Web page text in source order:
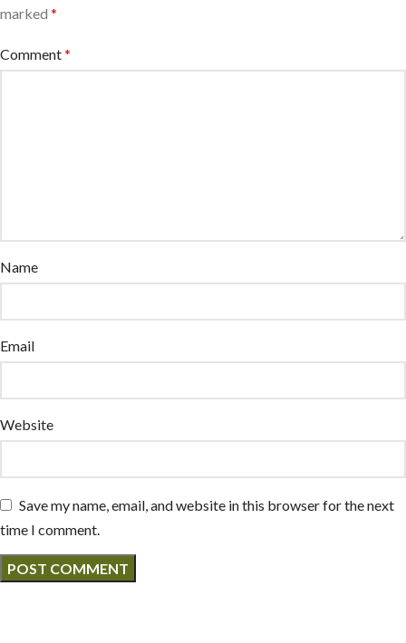
marked *
Comment*
Name
Email
Website
Save my name, email, and website in this browser for the next
time I comment.